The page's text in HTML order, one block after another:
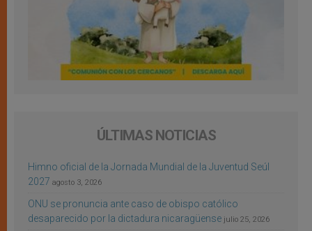
ÚLTIMAS NOTICIAS
Himno oficial de la Jornada Mundial de la Juventud Seúl
2027 agosto 3, 2026
ONU se pronuncia ante caso de obispo católico
desaparecido por la dictadura nicaragüense julio 25, 2026